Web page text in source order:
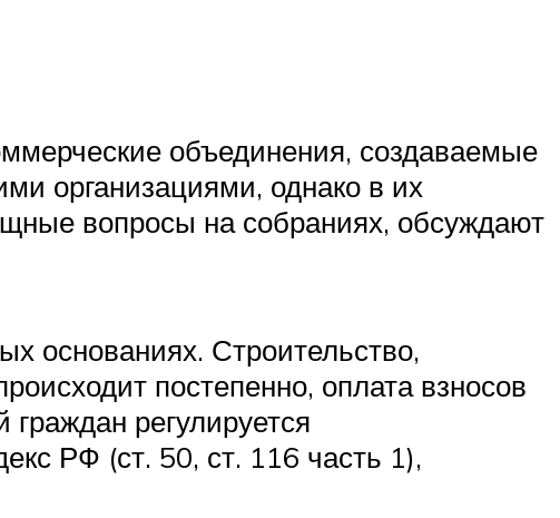
объединения, создаваемые
организациями, однако в их
вопросы на собраниях, обсуждают
основаниях. Строительство,
постепенно, оплата взносов
регулируется
РФ (ст. 50, ст. 116 часть 1),